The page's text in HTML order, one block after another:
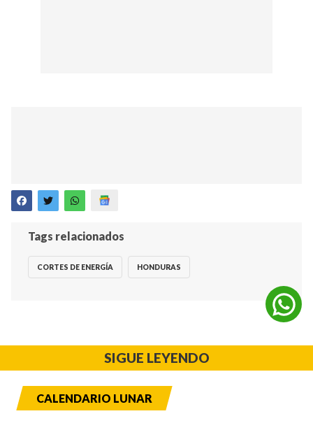
Tags relacionados
CORTES DE ENERGÍA HONDURAS
SIGUE LEYENDO
CALENDARIO LUNAR